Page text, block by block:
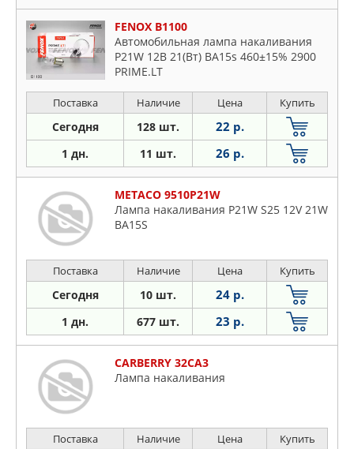
FENOX B1100
Автомобильная лампа накаливания
P21W 12В 21(Вт) BA15s 460±15% 2900
PRIME.LT
Поставка Наличие Цена Купить
Сегодня 128 шт. 22 р.
1 дн. 11 шт. 26 р.
METACO 9510P21W
Лампа накаливания P21W S25 12V 21W
BA15S
Поставка Наличие Цена Купить
Сегодня 10 шт. 24 р.
1 дн. 677 шт. 23 р.
CARBERRY 32CA3
Лампа накаливания
Поставка Наличие Цена Купить